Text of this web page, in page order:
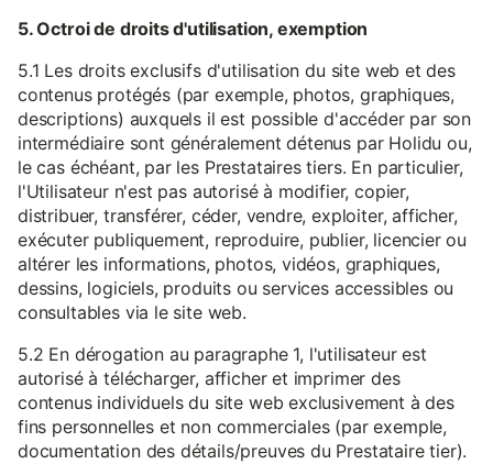
5. Octroi de droits d'utilisation, exemption
5.1 Les droits exclusifs d'utilisation du site web et des
contenus protégés (par exemple, photos, graphiques,
descriptions) auxquels il est possible d'accéder par son
intermédiaire sont généralement détenus par Holidu ou,
le cas échéant, par les Prestataires tiers. En particulier,
l'Utilisateur n'est pas autorisé à modifier, copier,
distribuer, transférer, céder, vendre, exploiter, afficher,
exécuter publiquement, reproduire, publier, licencier ou
altérer les informations, photos, vidéos, graphiques,
dessins, logiciels, produits ou services accessibles ou
consultables via le site web.
5.2 En dérogation au paragraphe 1, l'utilisateur est
autorisé à télécharger, afficher et imprimer des
contenus individuels du site web exclusivement à des
fins personnelles et non commerciales (par exemple,
documentation des détails/preuves du Prestataire tier).